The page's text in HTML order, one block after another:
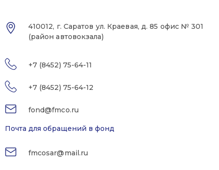
410012, г. Саратов ул. Краевая, д. 85 офис № 301
(район автовокзала)
+7 (8452) 75-64-11
+7 (8452) 75-64-12
fond@fmco.ru
Почта для обращений в фонд
fmcosar@mail.ru